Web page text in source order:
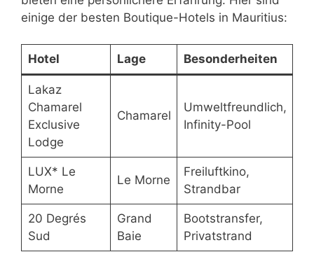
einige der besten Boutique-Hotels in Mauritius:
Hotel Lage Besonderheiten
Lakaz
Chamarel
Exclusive
Lodge
Chamarel
Umweltfreundlich,
Infinity-Pool
LUX* Le
Morne
Le Morne
Freiluftkino,
Strandbar
20 Degrés
Sud
Grand
Baie
Bootstransfer,
Privatstrand